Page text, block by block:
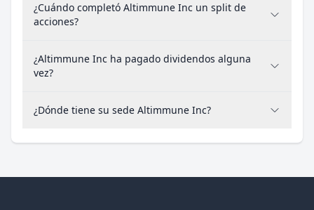
¿Cuándo completó Altimmune Inc un split de
acciones?
¿Altimmune Inc ha pagado dividendos alguna
vez?
¿Dónde tiene su sede Altimmune Inc?